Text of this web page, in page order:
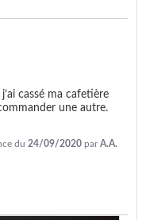
cassé ma cafetière
une autre.
du 24/09/2020 parA.A.